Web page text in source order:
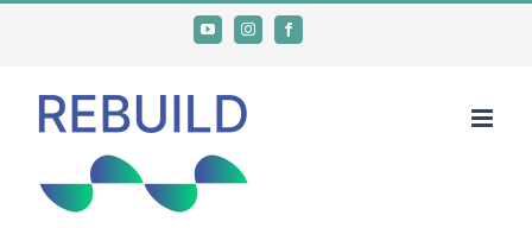
Facebook
Instagram
YouTube